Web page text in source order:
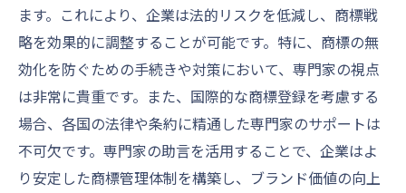
ます。これにより、企業は法的リスクを低減し、商標戦
略を効果的に調整することが可能です。特に、商標の無
効化を防ぐための手続きや対策において、専門家の視点
は非常に貴重です。また、国際的な商標登録を考慮する
場合、各国の法律や条約に精通した専門家のサポートは
不可欠です。専門家の助言を活用することで、企業はよ
り安定した商標管理体制を構築し、ブランド価値の向上